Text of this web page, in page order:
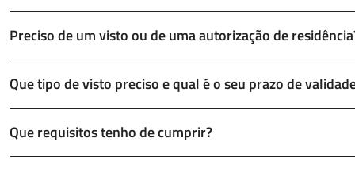
Preciso de um visto ou de uma autorização de
Que tipo de visto preciso e qual é o seu prazo de
Que requisitos tenho de cumprir?